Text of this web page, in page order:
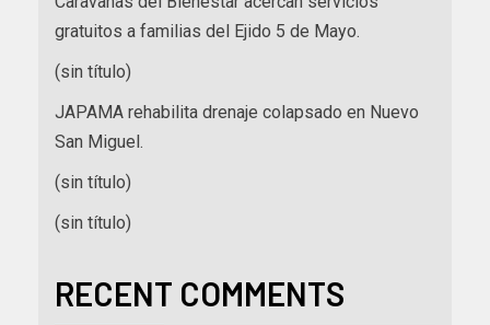
gratuitos a familias del Ejido 5 de Mayo.
(sin título)
JAPAMA rehabilita drenaje colapsado en Nuevo
San Miguel.
(sin título)
(sin título)
RECENT COMMENTS